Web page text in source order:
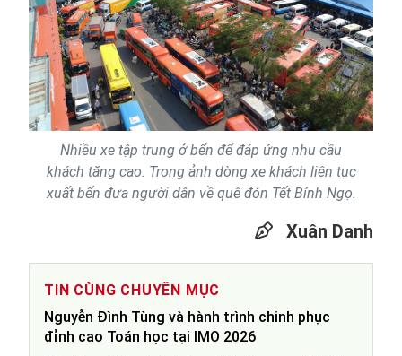
Nhiều xe tập trung ở bến để đáp ứng nhu cầu
khách tăng cao. Trong ảnh dòng xe khách liên tục
xuất bến đưa người dân về quê đón Tết Bính Ngọ.
Xuân Danh
TIN CÙNG CHUYÊN MỤC
Nguyễn Đình Tùng và hành trình chinh phục
đỉnh cao Toán học tại IMO 2026